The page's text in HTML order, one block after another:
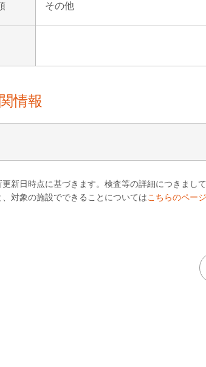
その他
情報
新日時点に基づきます。検査等の詳細につきまし
対象の施設でできることについてはこちらのページ